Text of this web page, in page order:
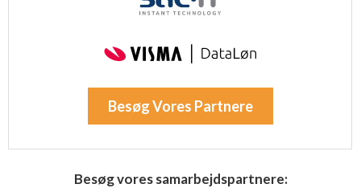
Besøg Vores Partnere
Besøg vores samarbejdspartnere: